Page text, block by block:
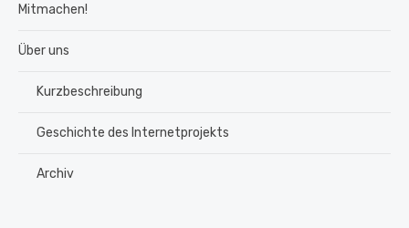
Mitmachen!
Über uns
Kurzbeschreibung
Geschichte des Internetprojekts
Archiv